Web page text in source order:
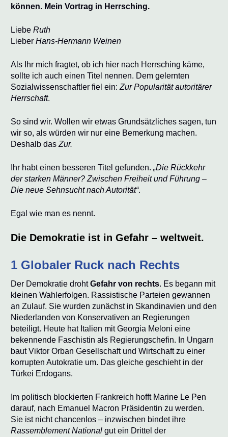
können. Mein Vortrag in Herrsching.
LiebeRuth
LieberHans-Hermann Weinen
Als Ihr mich fragtet, ob ich hier nach Herrsching käme,
sollte ich auch einen Titel nennen. Dem gelernten
Sozialwissenschaftler fiel ein:Zur Popularität autoritärer
Herrschaft.
So sind wir. Wollen wir etwas Grundsätzliches sagen, tun
wir so, als würden wir nur eine Bemerkung machen.
Deshalb dasZur.
Ihr habt einen besseren Titel gefunden.„Die Rückkehr
der starken Männer? Zwischen Freiheit und Führung –
Die neue Sehnsucht nach Autorität“.
Egal wie man es nennt.
Die Demokratie ist in Gefahr – weltweit.
1 Globaler Ruck nach Rechts
Der Demokratie drohtGefahr von rechts. Es begann mit
kleinen Wahlerfolgen. Rassistische Parteien gewannen
an Zulauf. Sie wurden zunächst in Skandinavien und den
Niederlanden von Konservativen an Regierungen
beteiligt. Heute hat Italien mit Georgia Meloni eine
bekennende Faschistin als Regierungschefin. In Ungarn
baut Viktor Orban Gesellschaft und Wirtschaft zu einer
korrupten Autokratie um. Das gleiche geschieht in der
Türkei Erdogans.
Im politisch blockierten Frankreich hofft Marine Le Pen
darauf, nach Emanuel Macron Präsidentin zu werden.
Sie ist nicht chancenlos – inzwischen bindet ihre
Rassemblement Nationalgut ein Drittel der